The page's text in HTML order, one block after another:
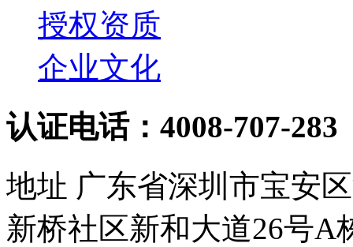
授权资质
企业文化
认证电话：4008-707-283
地址 广东省深圳市宝安
新桥社区新和大道26号A